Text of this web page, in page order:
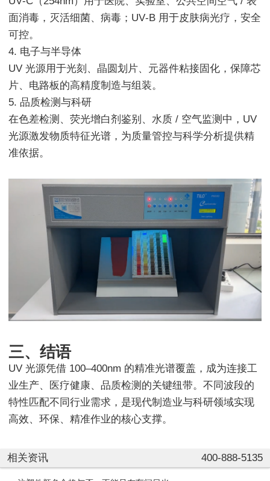
面消毒，灭活细菌、病毒；UV‑B 用于皮肤病光疗，安全
可控。
4. 电子与半导体
UV 光源用于光刻、晶圆划片、元器件粘接固化，保障芯
片、电路板的高精度制造与组装。
5. 品质检测与科研
在色差检测、荧光增白剂鉴别、水质 / 空气监测中，UV
光源激发物质特征光谱，为质量管控与科学分析提供精
准依据。
三、结语
UV 光源凭借 100–400nm 的精准光谱覆盖，成为连接工
业生产、医疗健康、品质检测的关键纽带。不同波段的
特性匹配不同行业需求，是现代制造业与科研领域实现
高效、环保、精准作业的核心支撑。
相关资讯 400-888-5135